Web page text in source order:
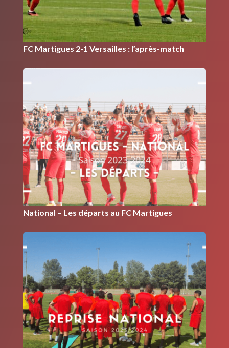
FC Martigues 2-1 Versailles : l’après-match
National – Les départs au FC Martigues